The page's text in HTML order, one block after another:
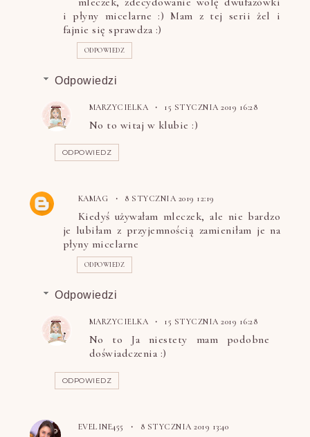
i płyny micelarne :) Mam z tej serii żel i
fajnie się sprawdza :)
ODPOWIEDZ
Odpowiedzi
MARZYCIELKA 15 STYCZNIA 2019 16:28
No to witaj w klubie :)
ODPOWIEDZ
KAMAG 8 STYCZNIA 2019 12:19
Kiedyś używałam mleczek, ale nie bardzo
je lubiłam z przyjemnością zamieniłam je na
płyny micelarne
ODPOWIEDZ
Odpowiedzi
MARZYCIELKA 15 STYCZNIA 2019 16:28
No to Ja niestety mam podobne
doświadczenia :)
ODPOWIEDZ
EVELINE455 8 STYCZNIA 2019 13:40